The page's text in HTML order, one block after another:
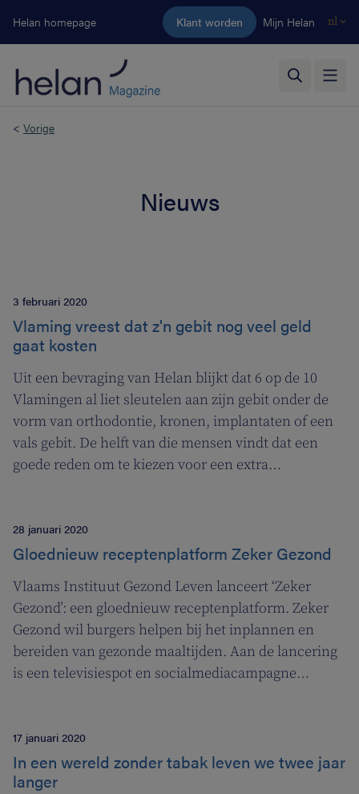
Ga naar de hoofdinhoud
Helan homepage Klant worden Mijn Helan nl
< Vorige
Nieuws
3 februari 2020
Vlaming vreest dat z'n gebit nog veel geld
gaat kosten
Uit een bevraging van Helan blijkt dat 6 op de 10
Vlamingen al liet sleutelen aan zijn gebit onder de
vorm van orthodontie, kronen, implantaten of een
vals gebit. De helft van die mensen vindt dat een
goede reden om te kiezen voor een extra
28 januari 2020
Gloednieuw receptenplatform Zeker Gezond
Vlaams Instituut Gezond Leven lanceert ‘Zeker
Gezond’: een gloednieuw receptenplatform. Zeker
Gezond wil burgers helpen bij het inplannen en
bereiden van gezonde maaltijden. Aan de lancering
is een televisiespot en socialmediacampagne
17 januari 2020
In een wereld zonder tabak leven we twee jaar
langer